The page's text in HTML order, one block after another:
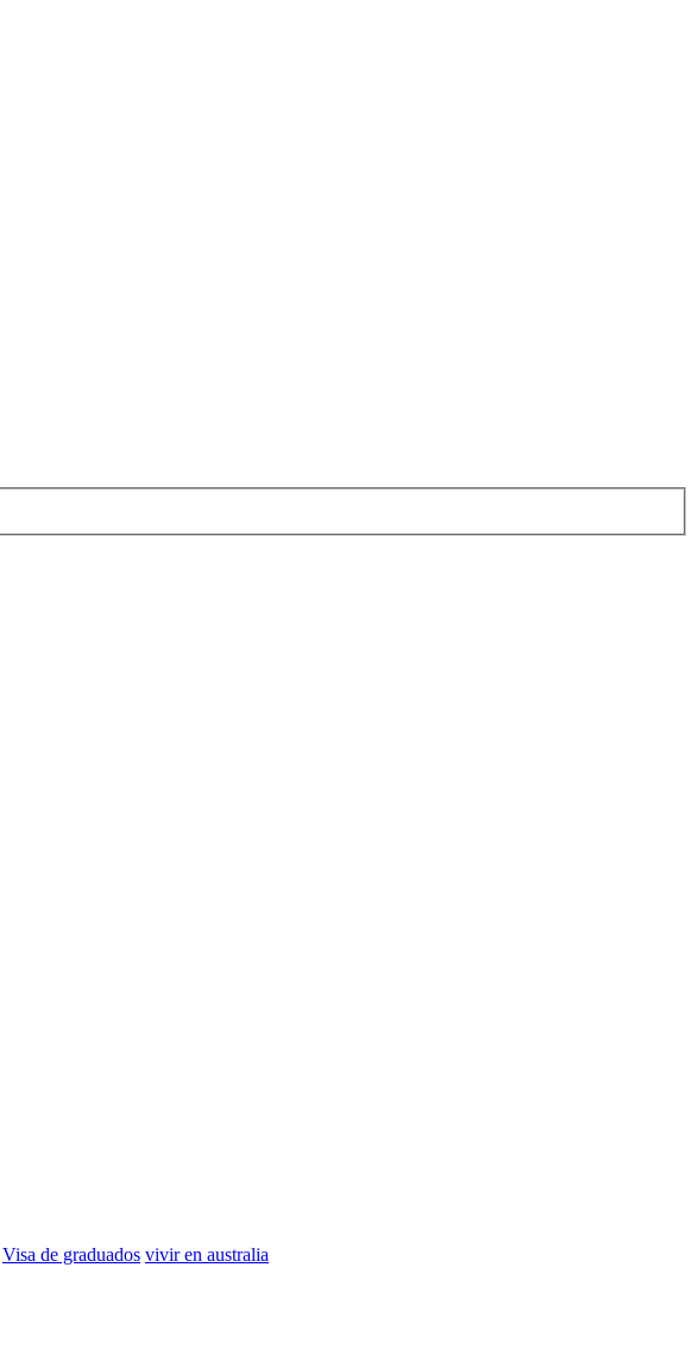
Visa de graduados vivir en australia